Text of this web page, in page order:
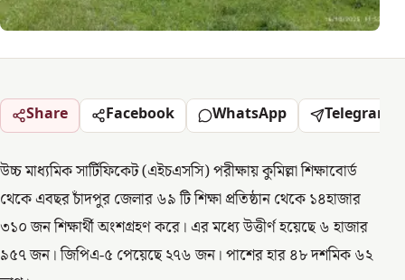
Share Facebook WhatsApp Telegram
উচ্চ মাধ্যমিক সার্টিফিকেট (এইচএসসি) পরীক্ষায় কুমিল্লা শিক্ষাবোর্ড
থেকে এবছর চাঁদপুর জেলার ৬৯ টি শিক্ষা প্রতিষ্ঠান থেকে ১৪হাজার
৩১০ জন শিক্ষার্থী অংশগ্রহণ করে। এর মধ্যে উত্তীর্ণ হয়েছে ৬ হাজার
৯৫৭ জন। জিপিএ-৫ পেয়েছে ২৭৬ জন। পাশের হার ৪৮ দশমিক ৬২